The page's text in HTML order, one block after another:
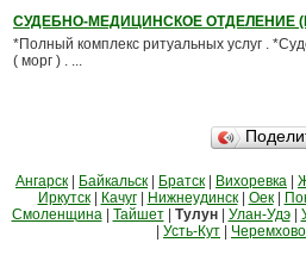
СУДЕБНО-МЕДИЦИНСКОЕ ОТДЕЛЕНИЕ
*Полный комплекс ритуальных услуг .
( морг ) . ...
Ангарск Байкальск Братск Вихоревка
Иркутск| Качуг| Нижнеудинск| Оек|
Смоленщина| Тайшет| Тулун| Улан-Удэ|
Усть-Кут Черемхово